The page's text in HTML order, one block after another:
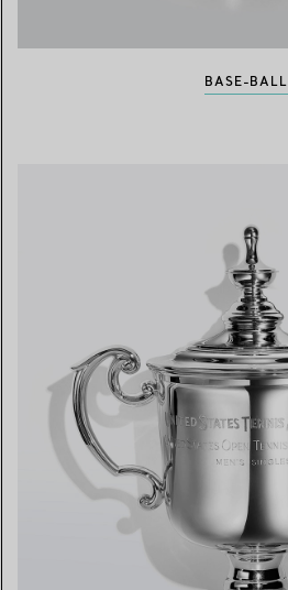
BASE-BALL